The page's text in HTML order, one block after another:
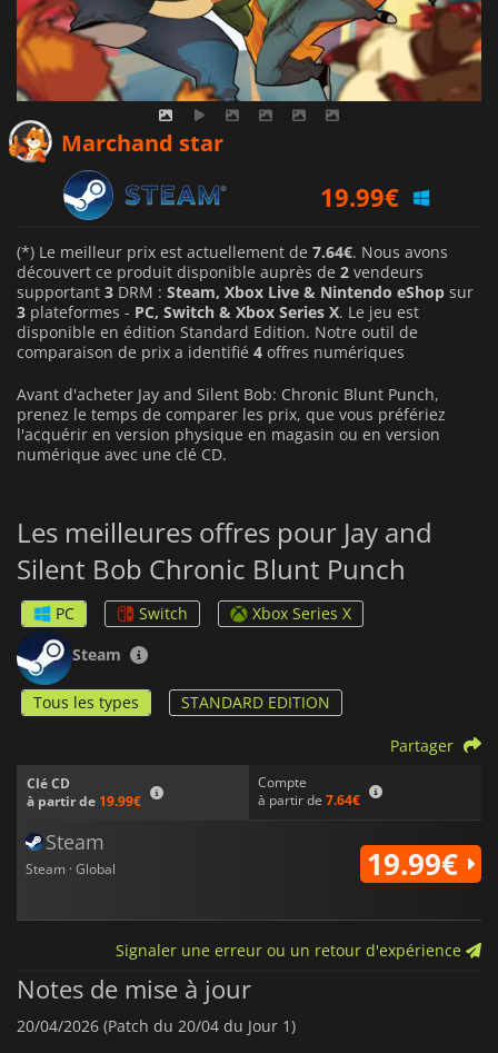
Marchand star
19.99€
(*) Le meilleur prix est actuellement de 7.64€. Nous avons
découvert ce produit disponible auprès de 2 vendeurs
supportant 3 DRM : Steam, Xbox Live & Nintendo eShop sur
3 plateformes - PC, Switch & Xbox Series X. Le jeu est
disponible en édition Standard Edition. Notre outil de
comparaison de prix a identifié 4 offres numériques
Avant d'acheter Jay and Silent Bob: Chronic Blunt Punch,
prenez le temps de comparer les prix, que vous préfériez
l'acquérir en version physique en magasin ou en version
numérique avec une clé CD.
Les meilleures offres pour Jay and
Silent Bob Chronic Blunt Punch
PC Switch
Xbox Series X
Steam
Tous les types STANDARD EDITION
Clé CD
à partir de 19.99€
Compte
à partir de 7.64€
Partager
Steam
Steam · Global 19.99€
Signaler une erreur ou un retour d'expérience
Notes de mise à jour
20/04/2026 (Patch du 20/04 du Jour 1)